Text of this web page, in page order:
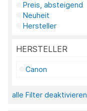
Preis, absteigend
Neuheit
Hersteller
HERSTELLER
Canon
alle Filter deaktivieren